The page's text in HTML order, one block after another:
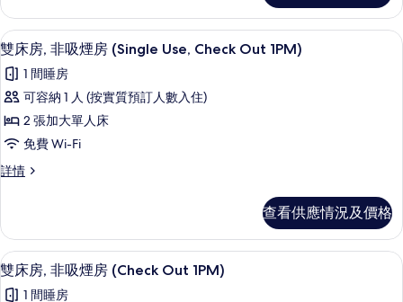
片
煙
房
(Smart,Shower,
Single
Use,Checkout
1PM)
的
片
煙
房
(Smart,Shower,
Use,Checkout
1PM)
情
載
入
所
有
雙
房,
吸
煙
房
(Single
4
雙床房, 非吸煙房 (Single Use, Check Out 1PM)
1 間睡房
可容納 1 人 (按實質預訂人數入住)
2 張加大單人床
免費 Wi-Fi
詳情
雙
吸
煙
房
查看供應情況及價格
載
入
4
雙床房, 非吸煙房 (Check Out 1PM)
1 間睡房